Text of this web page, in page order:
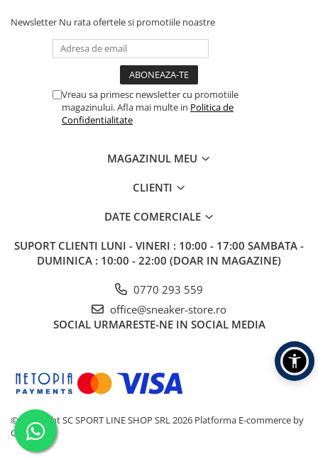
Newsletter Nu rata ofertele si promotiile noastre
Vreau sa primesc newsletter cu promotiile
magazinului. Afla mai multe in Politica de
Confidentialitate
MAGAZINUL MEU
CLIENTI
DATE COMERCIALE
SUPORT CLIENTI LUNI - VINERI : 10:00 - 17:00 SAMBATA -
DUMINICA : 10:00 - 22:00 (DOAR IN MAGAZINE)
0770 293 559
office@sneaker-store.ro
SOCIAL URMARESTE-NE IN SOCIAL MEDIA
©Copyright SC SPORT LINE SHOP SRL 2026 Platforma E-commerce by
Gomag